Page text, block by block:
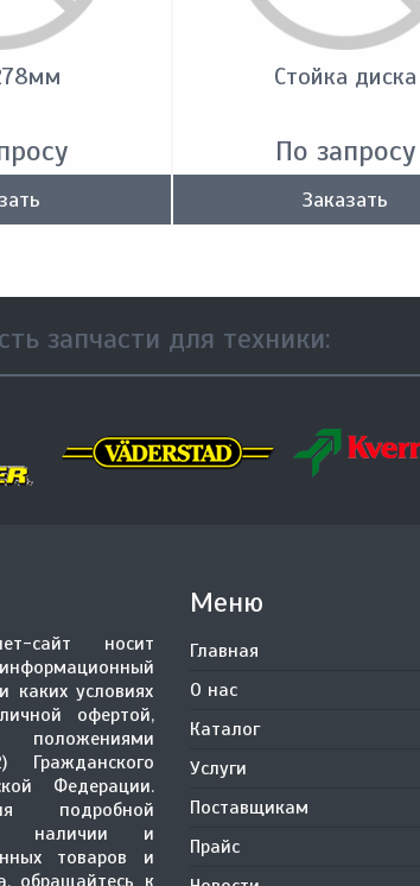
Стойка диска
По запросу
Заказать
запчасти для техники:
сайт носит
каких условиях
офертой,
положениями
Федерации.
подробной
наличии и
товаров и
обращайтесь к
Меню
Главная
О нас
Каталог
Услуги
Поставщикам
Прайс